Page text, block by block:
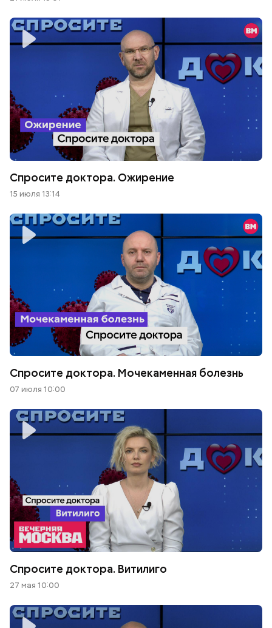
Спросите доктора. Ожирение
15 июля 13:14
Спросите доктора. Мочекаменная болезнь
07 июля 10:00
Спросите доктора. Витилиго
27 мая 10:00